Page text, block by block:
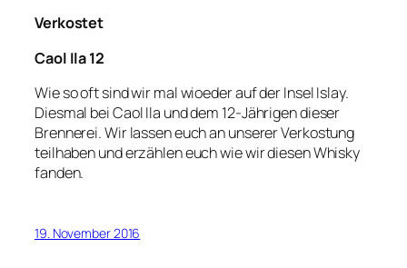
Verkostet
Caol Ila 12
Wie so oft sind wir mal wioeder auf der Insel Islay.
Diesmal bei Caol Ila und dem 12-Jährigen dieser
Brennerei. Wir lassen euch an unserer Verkostung
teilhaben und erzählen euch wie wir diesen Whisky
fanden.
19. November 2016